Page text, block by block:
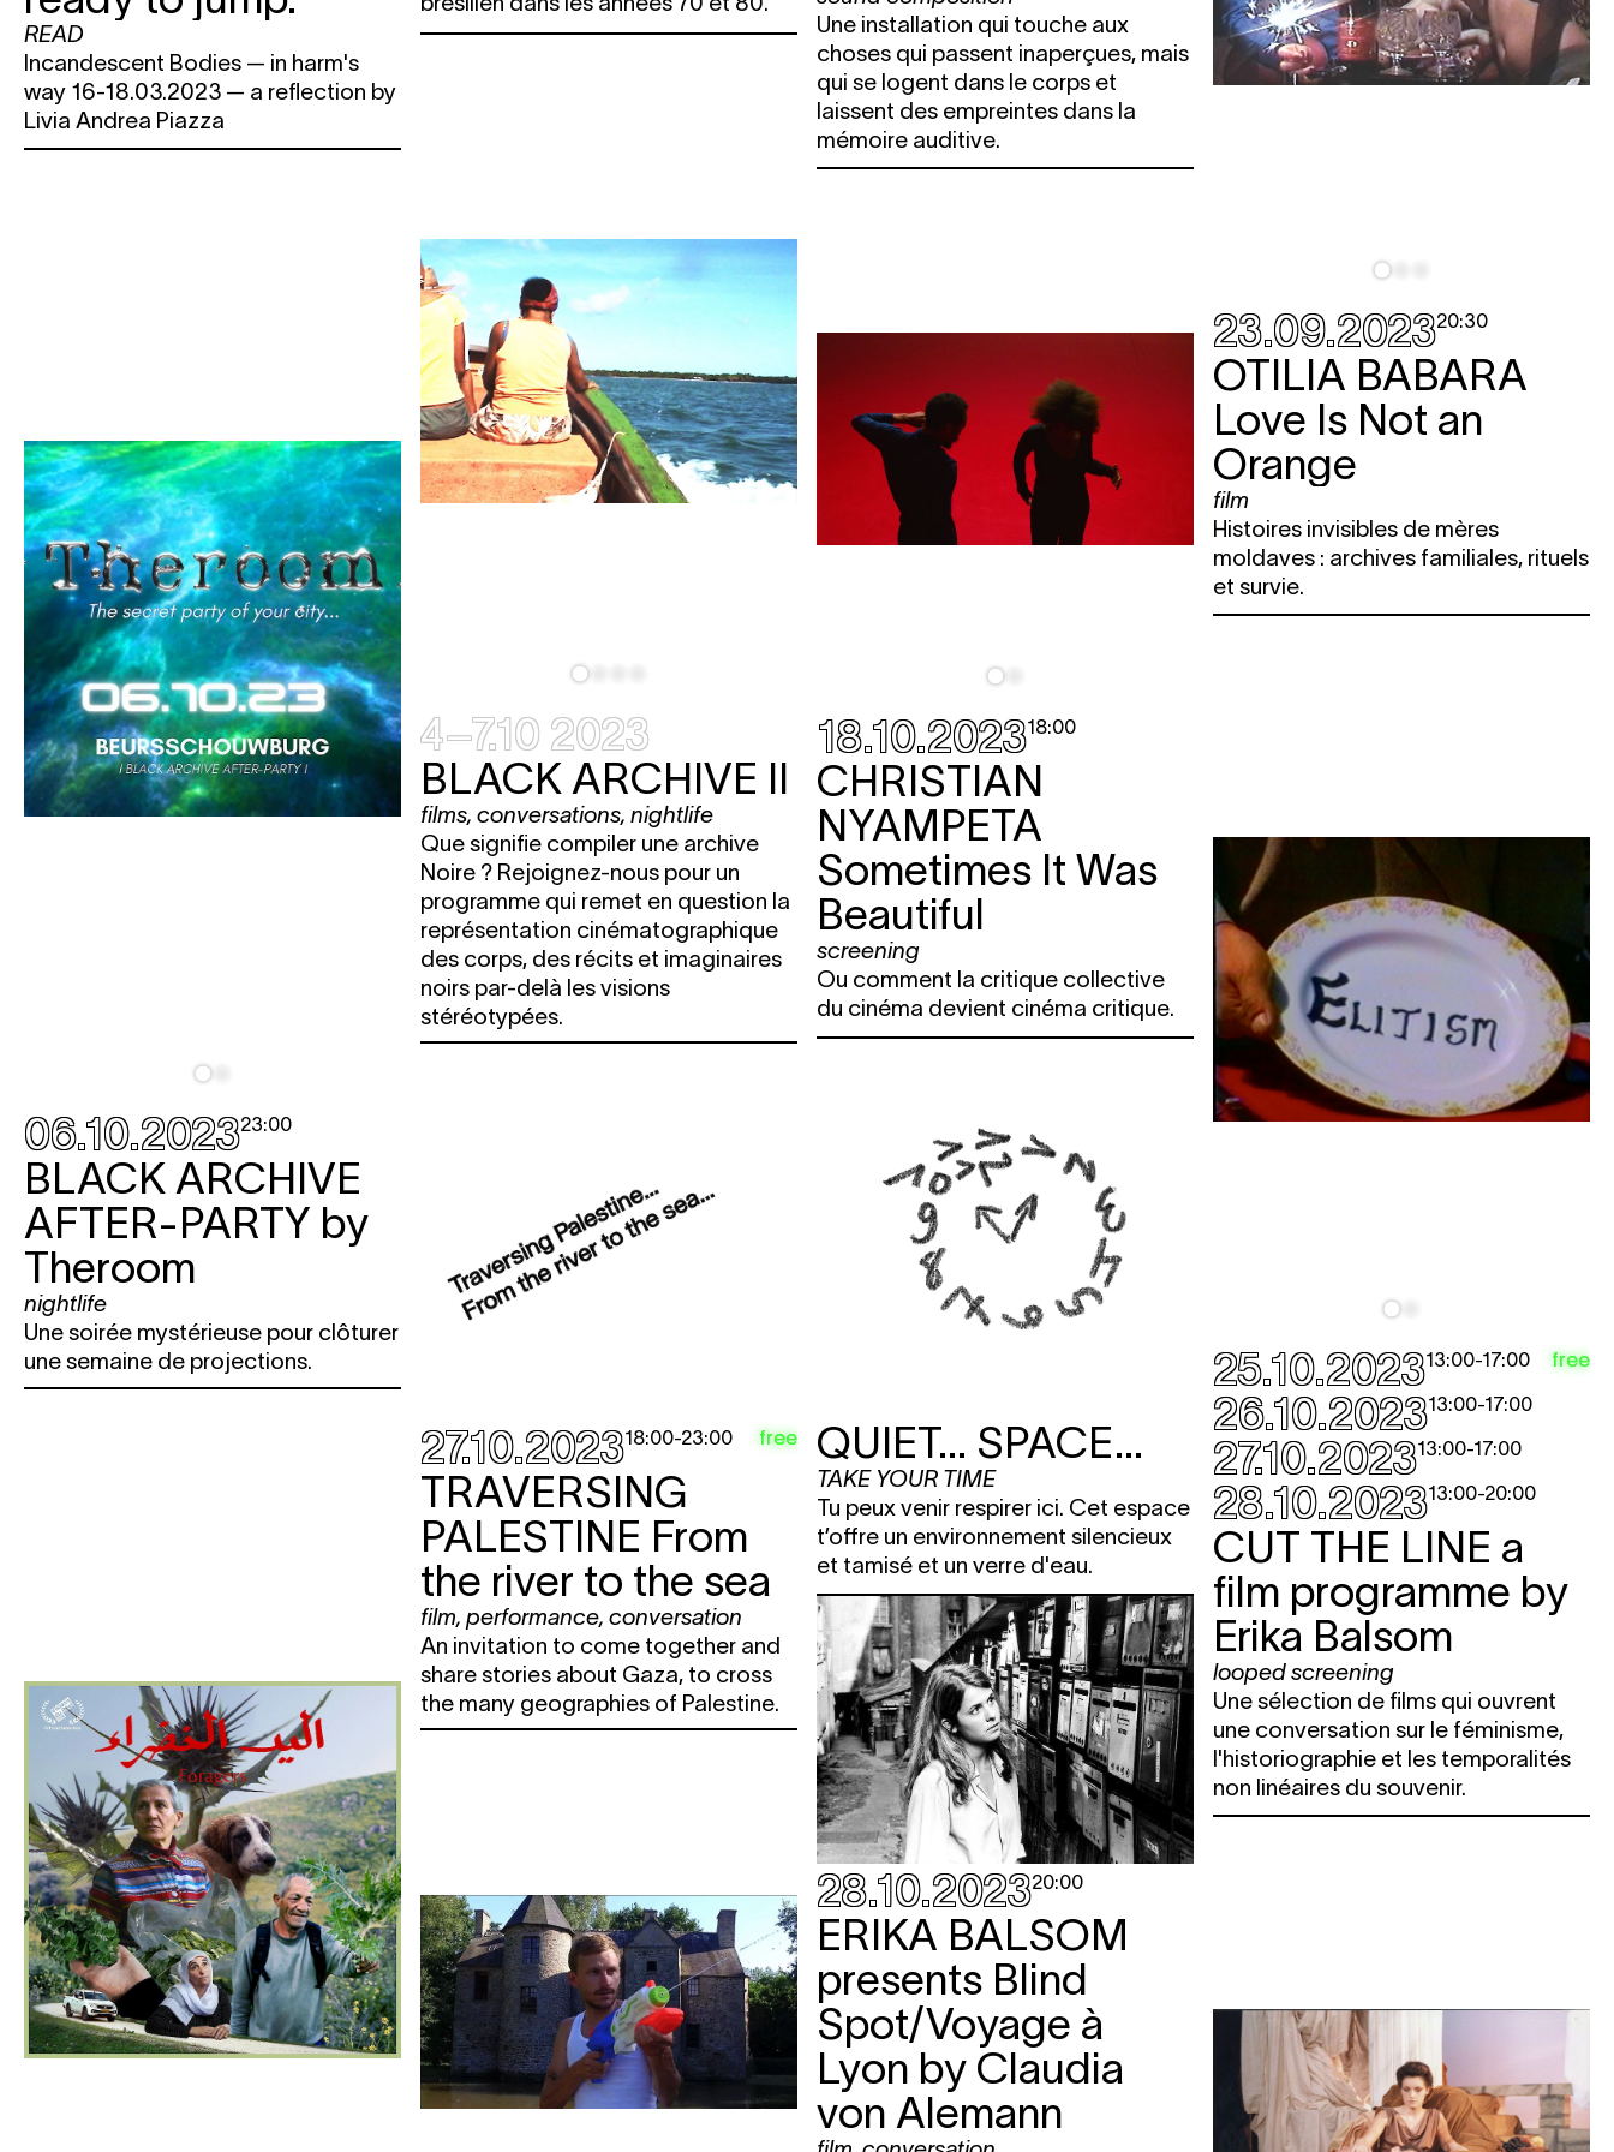
READ
Incandescent Bodies — in harm's
way 16-18.03.2023 — a reflection by
Livia Andrea Piazza
Une installation qui touche aux
choses qui passent inaperçues, mais
qui se logent dans le corps et
laissent des empreintes dans la
mémoire auditive.
23.09.202320:30
OTILIA BABARA
Love Is Not an
Orange
film
Histoires invisibles de mères
moldaves : archives familiales, rituels
et survie.
4–7.10 2023
BLACK ARCHIVE II
films, conversations, nightlife
Que signifie compiler une archive
Noire ? Rejoignez-nous pour un
programme qui remet en question la
représentation cinématographique
des corps, des récits et imaginaires
noirs par-delà les visions
stéréotypées.
06.10.202323:00
BLACK ARCHIVE
AFTER-PARTY by
Theroom
nightlife
Une soirée mystérieuse pour clôturer
une semaine de projections.
18.10.202318:00
CHRISTIAN
NYAMPETA
Sometimes It Was
Beautiful
screening
Ou comment la critique collective
du cinéma devient cinéma critique.
25.10.202313:00-17:00
26.10.202313:00-17:00
27.10.202313:00-17:00
28.10.202313:00-20:00
free
CUT THE LINE a
film programme by
Erika Balsom
looped screening
Une sélection de films qui ouvrent
une conversation sur le féminisme,
l'historiographie et les temporalités
non linéaires du souvenir.
QUIET... SPACE...
TAKE YOUR TIME
Tu peux venir respirer ici. Cet espace
t’offre un environnement silencieux
et tamisé et un verre d'eau.
27.10.202318:00-23:00 free
TRAVERSING
PALESTINE From
the river to the sea
film, performance, conversation
An invitation to come together and
share stories about Gaza, to cross
the many geographies of Palestine.
28.10.202320:00
ERIKA BALSOM
presents Blind
Spot/Voyage à
Lyon by Claudia
von Alemann